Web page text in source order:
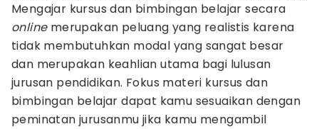
Mengajar kursus dan bimbingan belajar secara
online merupakan peluang yang realistis karena
tidak membutuhkan modal yang sangat besar
dan merupakan keahlian utama bagi lulusan
jurusan pendidikan. Fokus materi kursus dan
bimbingan belajar dapat kamu sesuaikan dengan
peminatan jurusanmu jika kamu mengambil